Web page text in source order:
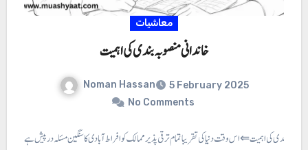
معاشیات
خاندانی منصوبہ بندی کی اہمیت
Noman Hassan
5 February 2025
No Comments
منصوبہ بندی کی اہمیت ⇐ اس وقت دنیا کی تقریبا تمام ترقی پذیر ممالک کو افراط آبادی کا سنگین مسئلہ درپیش ہے